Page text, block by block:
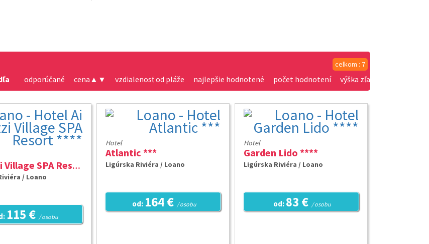
celkom : 7
odporúčané cena ▲ ▼ vzdialenosť od pláže najlepšie hodnotené počet hodnotení výška zľavy
Ai Pozzi Village SPA Resort ****
/ Loano
115 € / osobu
Hotel
Atlantic ***
Ligúrska Riviéra / Loano
od: 164 € / osobu
Hotel
Garden Lido ****
Ligúrska Riviéra / Loano
od: 83 € / osobu